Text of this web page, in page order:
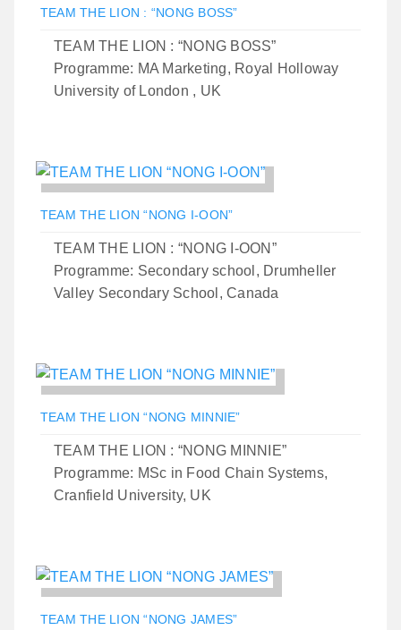
TEAM THE LION : “NONG BOSS”
TEAM THE LION : “NONG BOSS”
Programme: MA Marketing, Royal Holloway
University of London , UK
TEAM THE LION “NONG I-OON”
TEAM THE LION : “NONG I-OON”
Programme: Secondary school, Drumheller
Valley Secondary School, Canada
TEAM THE LION “NONG MINNIE”
TEAM THE LION : “NONG MINNIE”
Programme: MSc in Food Chain Systems,
Cranfield University, UK
TEAM THE LION “NONG JAMES”